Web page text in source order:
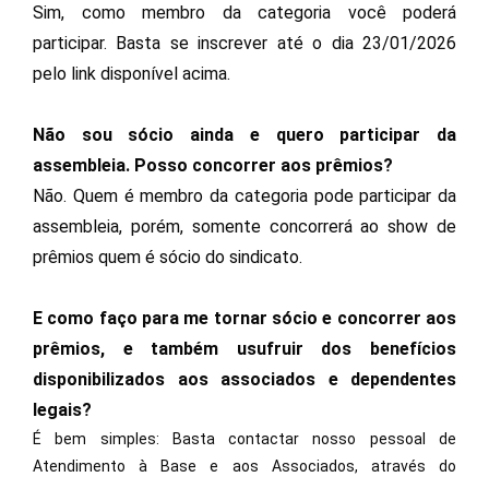
Sim, como membro da categoria você poderá
participar. Basta se inscrever até o dia 23/01/2026
pelo link disponível acima.
Não sou sócio ainda e quero participar da
assembleia. Posso concorrer aos prêmios?
Não. Quem é membro da categoria pode participar da
assembleia, porém, somente concorrerá ao show de
prêmios quem é sócio do sindicato.
E como faço para me tornar sócio e concorrer aos
prêmios, e também usufruir dos benefícios
disponibilizados aos associados e dependentes
legais?
É bem simples: Basta contactar nosso pessoal de
Atendimento à Base e aos Associados, através do